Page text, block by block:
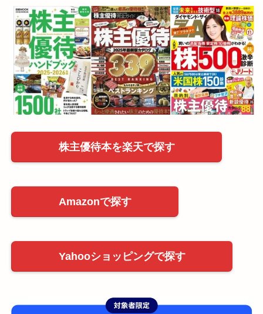
株主優待本を楽天で探す
Amazonで探す
Yahooショッピングで探す